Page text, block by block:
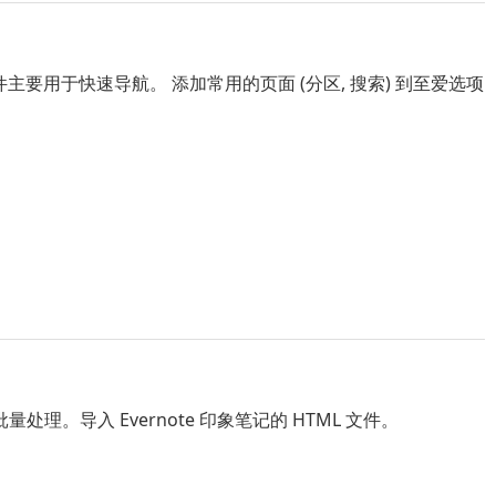
用于快速导航。 添加常用的页面 (分区, 搜索) 到至爱选项
处理。导入 Evernote 印象笔记的 HTML 文件。